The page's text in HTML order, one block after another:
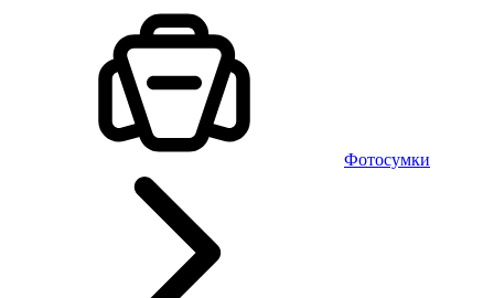
Фотосумки